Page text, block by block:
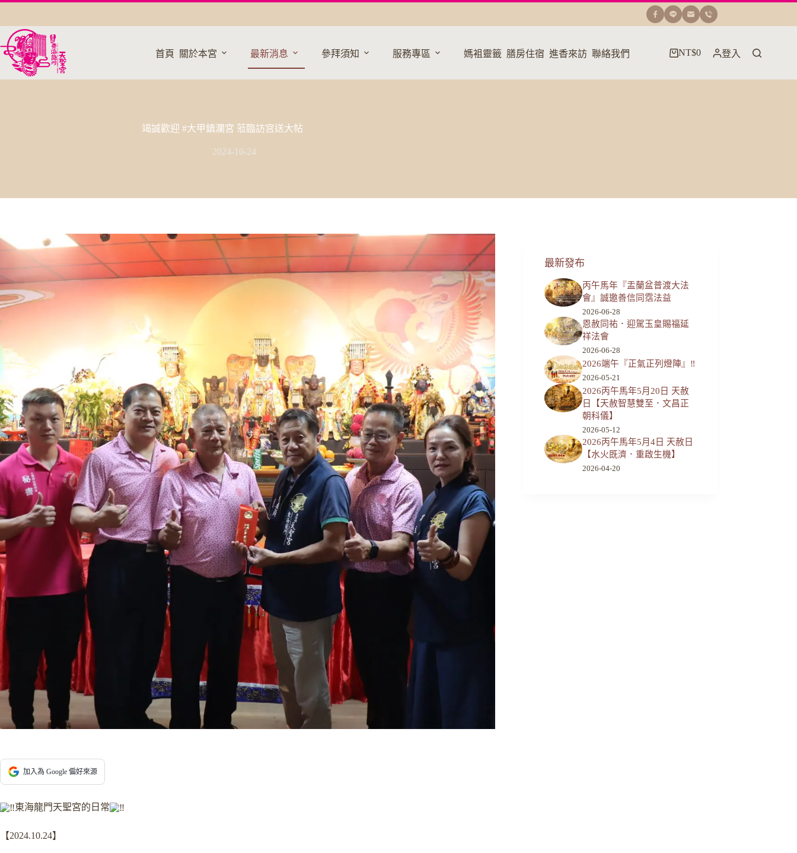
要
容
首頁 關於本宮 最新消息 參拜須知 服務專區 媽袓靈籤 膳房住宿 進香來訪 聯絡我們
購
NT$0 登入
竭誠歡迎 #大甲鎮瀾宮 蒞臨訪宫送大帖
2024-10-24
加入為 Google 偏好來源
東海龍門天聖宮的日常
【2024.10.24】
最新發布
丙午馬年『盂蘭盆普渡大法
會』誠邀善信同霑法益
2026-06-28
恩赦同祐．迎駕玉皇賜福延
祥法會
2026-06-28
2026端午『正氣正列燈陣』‼️
2026-05-21
2026丙午馬年5月20日 天赦
日【天赦智慧雙至．文昌正
朝科儀】
2026-05-12
2026丙午馬年5月4日 天赦日
【水火既濟．重啟生機】
2026-04-20